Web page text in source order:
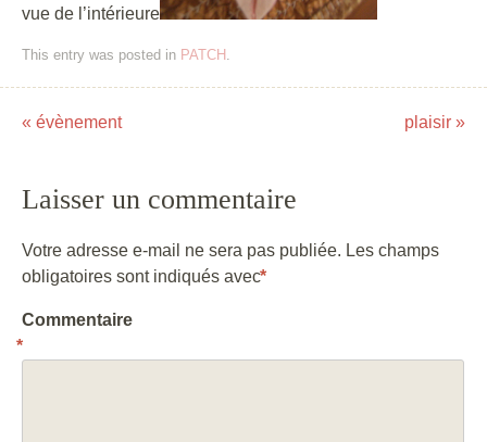
vue de l’intérieure
This entry was posted in PATCH .
Post navigation
« évènement plaisir »
Laisser un commentaire
Votre adresse e-mail ne sera pas publiée. Les champs
obligatoires sont indiqués avec*
Commentaire
*